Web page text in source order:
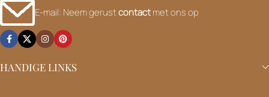
E-mail: Neem gerustcontactmet ons op
HANDIGE LINKS